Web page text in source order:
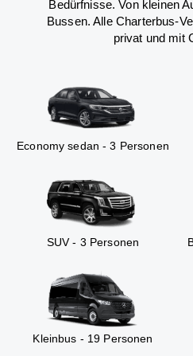
Bedürfnisse. Von kleinen
Bussen. Alle Charterbus-
privat und mit
Economy sedan - 3 Personen
SUV - 3 Personen
Kleinbus - 19 Personen